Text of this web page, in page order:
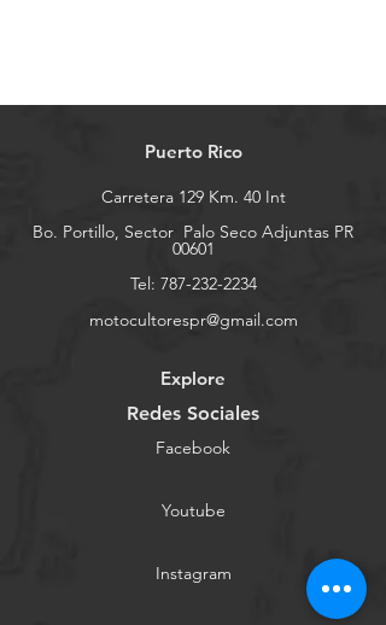
Puerto Rico
Carretera 129 Km. 40 Int
Bo. Portillo, Sector Palo Seco Adjuntas PR
00601
Tel: 787-232-2234
motocultorespr@gmail.com
Explore
Redes Sociales
Facebook
Youtube
Instagram